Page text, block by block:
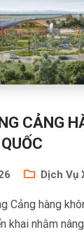
CẢNG
Dịch Vụ
Cảng hàng
khai nhằm